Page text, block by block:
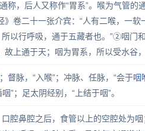
称，后人又称作“胃系”。喉为气管的
》卷二十一张介宾：“人有二喉，一
以行呼吸，通于五藏者也。”②咽门
故上通于天；咽为胃系，所以受水谷
督脉，“入喉”；冲脉、任脉，“会于咽
”；足太阴经别，“上结于咽”。
腔鼻腔之后，食管以上的空腔处为